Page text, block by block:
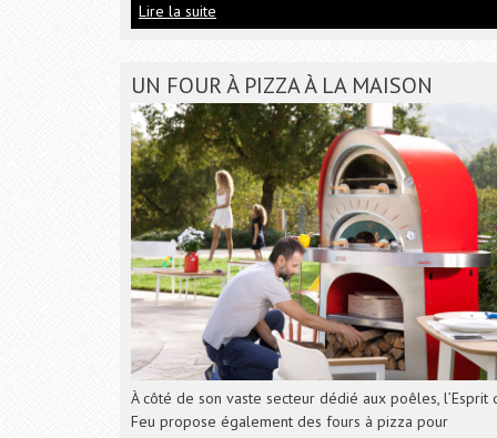
Lire la suite
UN FOUR À PIZZA À LA MAISON
À côté de son vaste secteur dédié aux poêles, l’Esprit
Feu propose également des fours à pizza pour